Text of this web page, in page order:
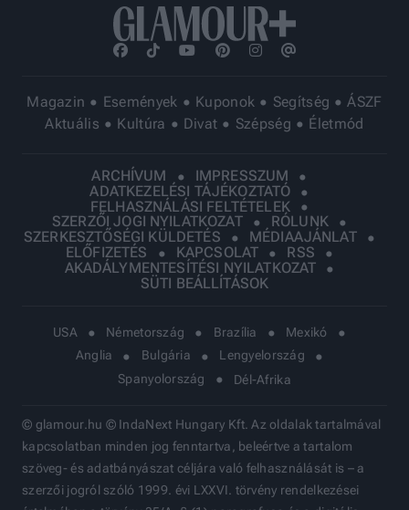
Magazin Események Kuponok Segítség
ÁSZF
Aktuális
Kultúra Divat Szépség Életmód
ARCHÍVUM
IMPRESSZUM
ADATKEZELÉSI TÁJÉKOZTATÓ
FELHASZNÁLÁSI FELTÉTELEK
SZERZŐI JOGI NYILATKOZAT
RÓLUNK
SZERKESZTŐSÉGI KÜLDETÉS
MÉDIAAJÁNLAT
ELŐFIZETÉS
KAPCSOLAT
RSS
AKADÁLYMENTESÍTÉSI NYILATKOZAT
SÜTI BEÁLLÍTÁSOK
USA Németország Brazília
Mexikó
Anglia
Bulgária
Lengyelország
Spanyolország
Dél-Afrika
© glamour.hu © IndaNext Hungary Kft. Az oldalak tartalmával
kapcsolatban minden jog fenntartva, beleértve a tartalom
szöveg- és adatbányászat céljára való felhasználását is – a
szerzői jogról szóló 1999. évi LXXVI. törvény rendelkezései